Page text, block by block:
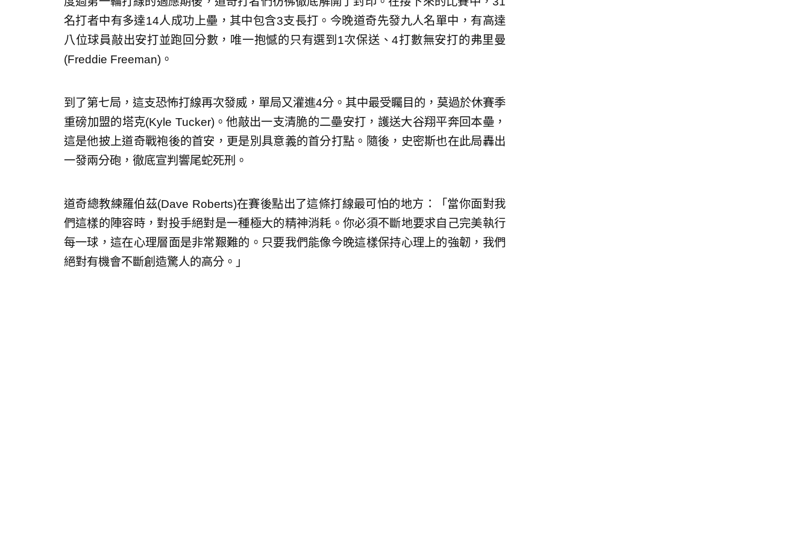
名打者中有多達14人成功上壘，其中包含3支長打。今晚道奇先發九人名單中，有高達
八位球員敲出安打並跑回分數，唯一抱憾的只有選到1次保送、4打數無安打的弗里曼
(Freddie Freeman)。
到了第七局，這支恐怖打線再次發威，單局又灌進4分。其中最受矚目的，莫過於休賽季
重磅加盟的塔克(Kyle Tucker)。他敲出一支清脆的二壘安打，護送大谷翔平奔回本壘，
這是他披上道奇戰袍後的首安，更是別具意義的首分打點。隨後，史密斯也在此局轟出
一發兩分砲，徹底宣判響尾蛇死刑。
道奇總教練羅伯茲(Dave Roberts)在賽後點出了這條打線最可怕的地方：「當你面對我
們這樣的陣容時，對投手絕對是一種極大的精神消耗。你必須不斷地要求自己完美執行
每一球，這在心理層面是非常艱難的。只要我們能像今晚這樣保持心理上的強韌，我們
絕對有機會不斷創造驚人的高分。」